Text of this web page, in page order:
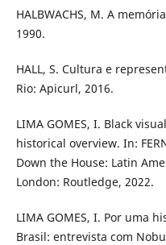
HALBWACHS, M. A
1990.
HALL, S. Cultura e
Rio: Apicurl, 2016.
LIMA GOMES, I. Black
historical overview. In:
Down the House: Latin
London: Routledge, 2022.
LIMA GOMES, I. Por uma
Brasil: entrevista com